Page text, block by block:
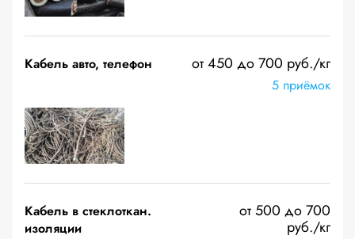
Кабель авто, телефон от 450 до 700 руб./кг
5 приёмок
Кабель в стеклоткан.
изоляции
от 500 до 700
руб./кг